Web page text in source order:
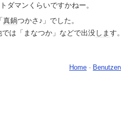
ダマンくらいですかねー。
真鍋つかさ♪」でした。
では「まなつか」などで出没します
Home -